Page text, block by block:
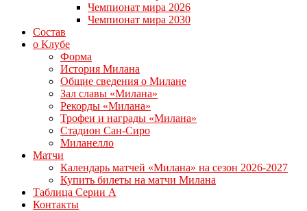
Чемпионат мира 2026
Чемпионат мира 2030
Состав
о Клубе
Форма
История Милана
Общие сведения о Милане
Зал славы «Милана»
Рекорды «Милана»
Трофеи и награды «Милана»
Стадион Сан-Сиро
Миланелло
Матчи
Календарь матчей «Милана» на сезон 2026-2027
Купить билеты на матчи Милана
Таблица Серии А
Контакты